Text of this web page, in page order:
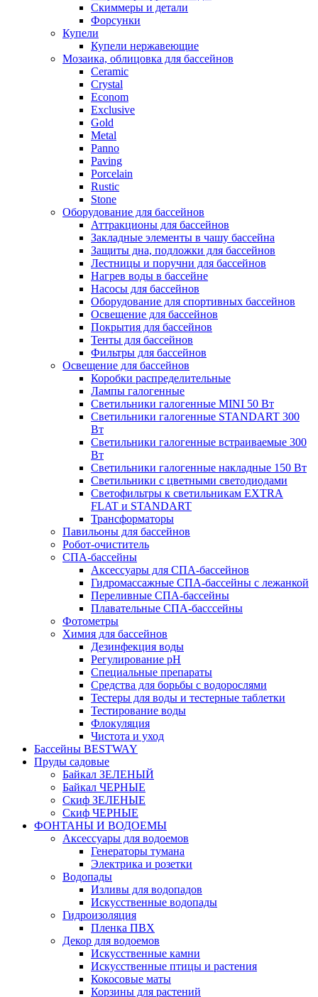
Скиммеры и детали
Форсунки
Купели
Купели нержавеющие
Мозаика, облицовка для бассейнов
Ceramic
Crystal
Econom
Exclusive
Gold
Metal
Panno
Paving
Porcelain
Rustic
Stone
Оборудование для бассейнов
Аттракционы для бассейнов
Закладные элементы в чашу бассейна
Защиты дна, подложки для бассейнов
Лестницы и поручни для бассейнов
Нагрев воды в бассейне
Насосы для бассейнов
Оборудование для спортивных бассейнов
Освещение для бассейнов
Покрытия для бассейнов
Тенты для бассейнов
Фильтры для бассейнов
Освещение для бассейнов
Коробки распределительные
Лампы галогенные
Светильники галогенные MINI 50 Вт
Светильники галогенные STANDART 300
Вт
Светильники галогенные встраиваемые 300
Вт
Светильники галогенные накладные 150 Вт
Светильники с цветными светодиодами
Светофильтры к светильникам EXTRA
FLAT и STANDART
Трансформаторы
Павильоны для бассейнов
Робот-очиститель
СПА-бассейны
Аксессуары для СПА-бассейнов
Гидромассажные СПА-бассейны с лежанкой
Переливные СПА-бассейны
Плавательные СПА-басссейны
Фотометры
Химия для бассейнов
Дезинфекция воды
Регулирование pH
Специальные препараты
Средства для борьбы с водорослями
Тестеры для воды и тестерные таблетки
Тестирование воды
Флокуляция
Чистота и уход
Бассейны BESTWAY
Пруды садовые
Байкал ЗЕЛЕНЫЙ
Байкал ЧЕРНЫЕ
Скиф ЗЕЛЕНЫЕ
Скиф ЧЕРНЫЕ
ФОНТАНЫ И ВОДОЕМЫ
Аксессуары для водоемов
Генераторы тумана
Электрика и розетки
Водопады
Изливы для водопадов
Искусственные водопады
Гидроизоляция
Пленка ПВХ
Декор для водоемов
Искусственные камни
Искусственные птицы и растения
Кокосовые маты
Корзины для растений